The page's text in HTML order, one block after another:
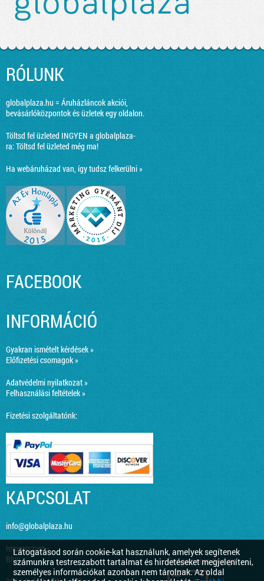
Látogatásod során cookie-kat használunk, amelyek segítenek
számunkra testreszabott tartalmat és hirdetéseket megjeleníteni,
személyes információkat azonban nem tárolnak. Az oldal
RÓLUNK
globalplaza.hu = Áruházláncok akciói,
bevásárlóközpontok és üzletek egy oldalon.
Töltsd fel üzleted INGYEN a globalplaza-
ra:Töltsd fel üzleted még ma!
Ha webáruházad van, így tudsz felkerülni »
FACEBOOK
INFORMÁCIÓ
Gyakran ismételt kérdések »
Előfizetési csomagok »
Adatvédelmi nyilatkozat »
Felhasználási feltételek »
Fizetési szolgáltatónk:
KAPCSOLAT
info@globalplaza.hu
Impresszum »
Blog »
Responsive design